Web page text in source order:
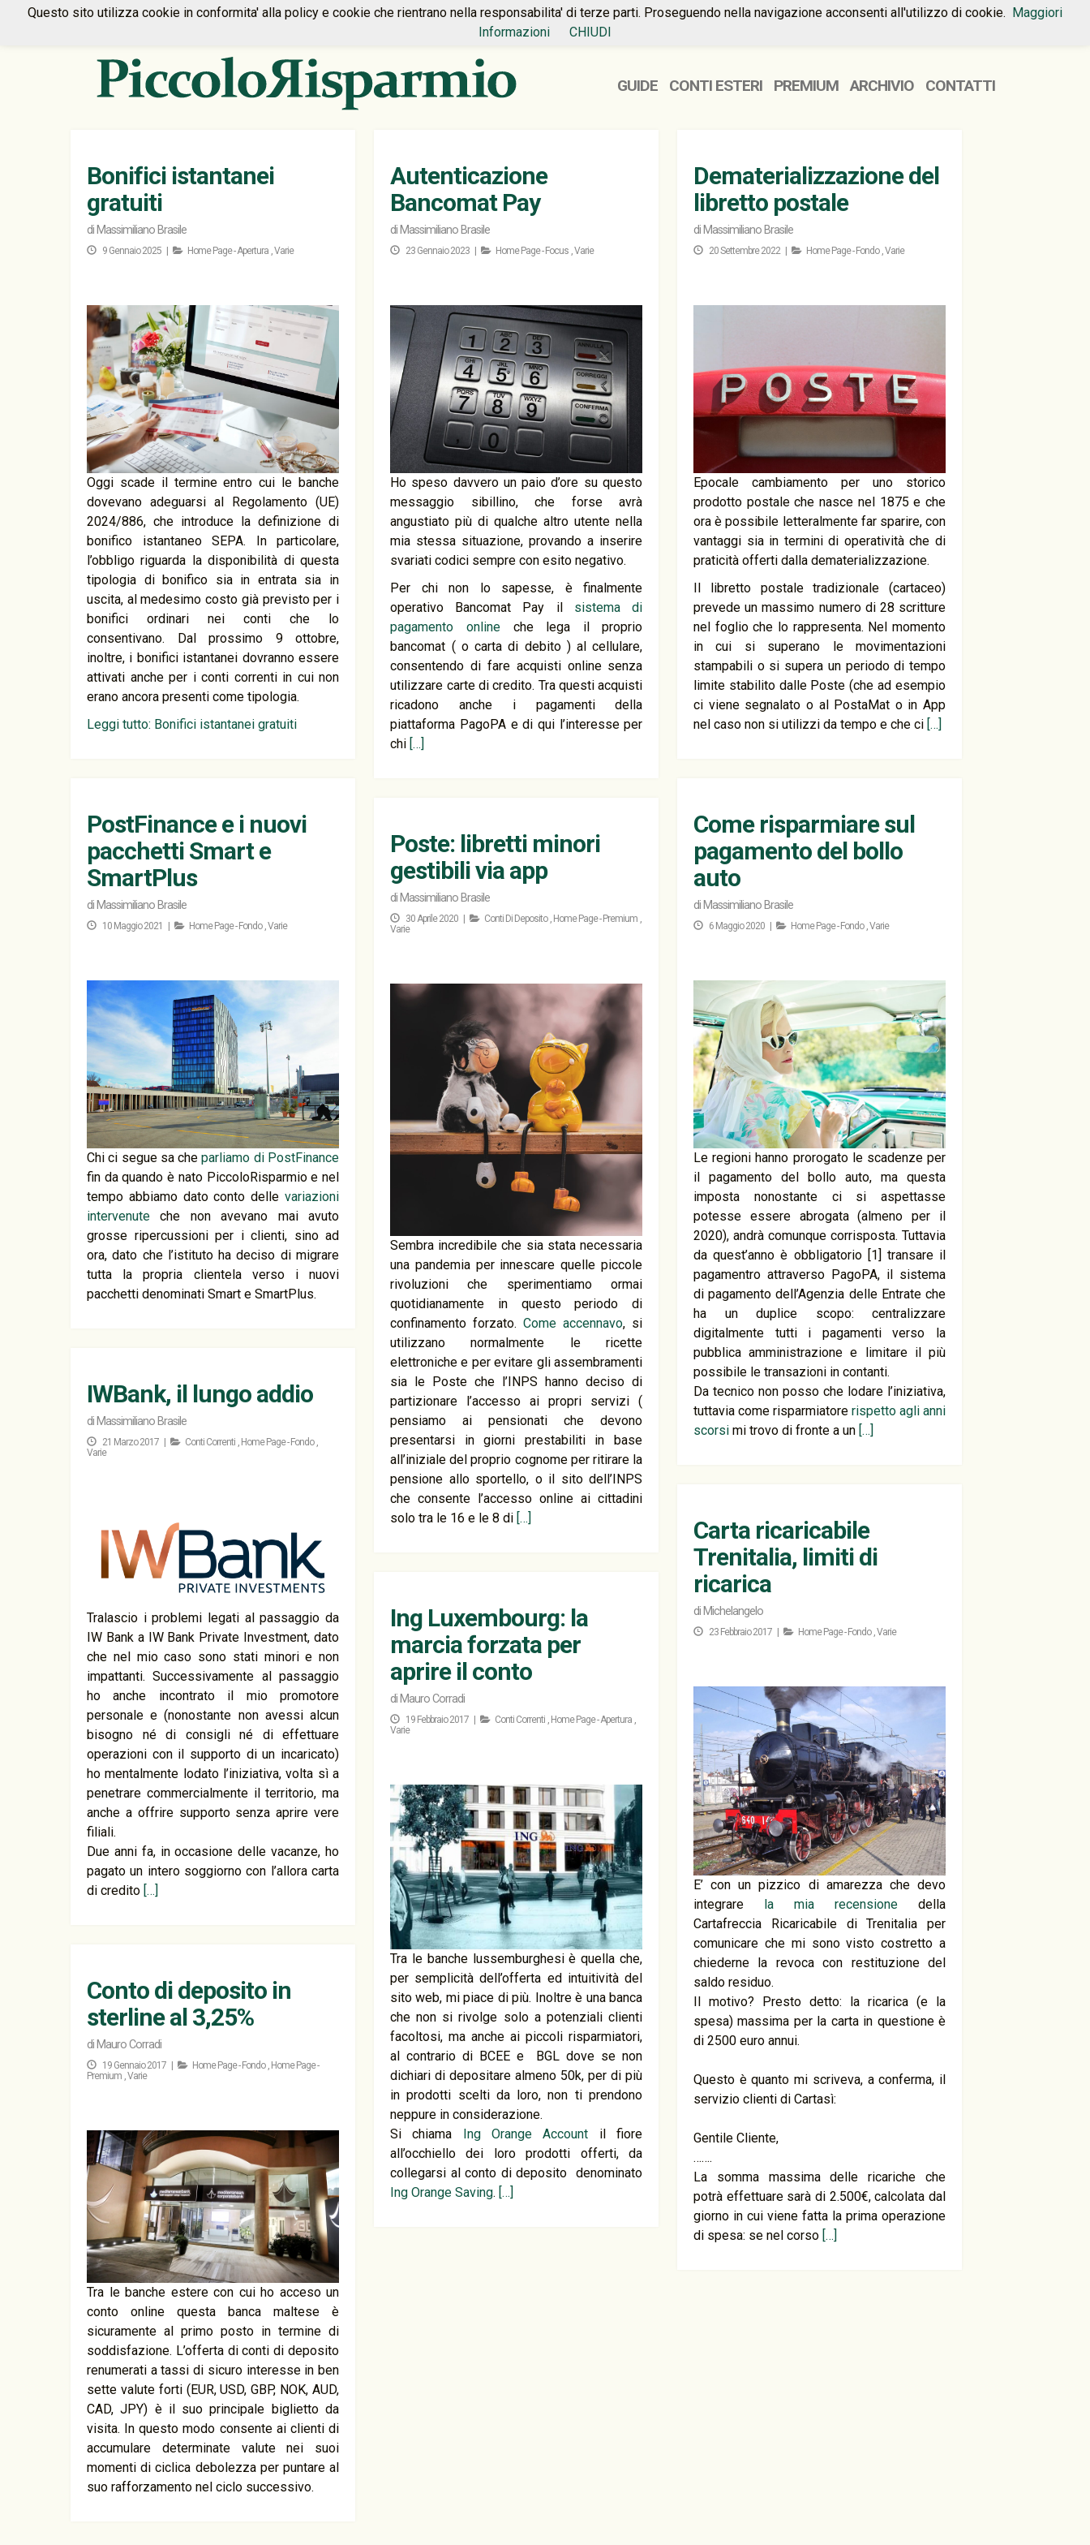
HOME PREMIUM CONTATTI
GUIDE CONTI ESTERI PREMIUM ARCHIVIO CONTATTI
Bonifici istantanei
gratuiti
di Massimiliano Brasile
9 Gennaio 2025 | Home Page - Apertura ,Varie
Oggi scade il termine entro cui le banche
dovevano adeguarsi al Regolamento (UE)
2024/886, che introduce la definizione di
bonifico istantaneo SEPA. In particolare,
l’obbligo riguarda la disponibilità di questa
tipologia di bonifico sia in entrata sia in
uscita, al medesimo costo già previsto per i
bonifici ordinari nei conti che lo
consentivano. Dal prossimo 9 ottobre,
inoltre, i bonifici istantanei dovranno essere
attivati anche per i conti correnti in cui non
erano ancora presenti come tipologia.
Leggi tutto: Bonifici istantanei gratuiti
Autenticazione
Bancomat Pay
di Massimiliano Brasile
23 Gennaio 2023 | Home Page - Focus ,Varie
Ho speso davvero un paio d’ore su questo
messaggio sibillino, che forse avrà
angustiato più di qualche altro utente nella
mia stessa situazione, provando a inserire
svariati codici sempre con esito negativo.
Per chi non lo sapesse, è finalmente
operativo Bancomat Pay il sistema di
pagamento onlineche lega il proprio
bancomat ( o carta di debito ) al cellulare,
consentendo di fare acquisti online senza
utilizzare carte di credito. Tra questi acquisti
ricadono anche i pagamenti della
piattaforma PagoPA e di qui l’interesse per
chi […]
Dematerializzazione del
libretto postale
di Massimiliano Brasile
20 Settembre 2022 | Home Page - Fondo ,Varie
Epocale cambiamento per uno storico
prodotto postale che nasce nel 1875 e che
ora è possibile letteralmente far sparire, con
vantaggi sia in termini di operatività che di
praticità offerti dalla dematerializzazione.
Il libretto postale tradizionale (cartaceo)
prevede un massimo numero di 28 scritture
nel foglio che lo rappresenta. Nel momento
in cui si superano le movimentazioni
stampabili o si supera un periodo di tempo
limite stabilito dalle Poste (che ad esempio
ci viene segnalato o al PostaMat o in App
nel caso non si utilizzi da tempo e che ci […]
PostFinance e i nuovi
pacchetti Smart e
SmartPlus
di Massimiliano Brasile
10 Maggio 2021 | Home Page - Fondo ,Varie
Chi ci segue sa cheparliamo di PostFinance
fin da quando è nato PiccoloRisparmio e nel
tempo abbiamo dato conto delle variazioni
intervenute che non avevano mai avuto
grosse ripercussioni per i clienti, sino ad
ora, dato che l’istituto ha deciso di migrare
tutta la propria clientela verso i nuovi
pacchetti denominati Smart e SmartPlus.
Come risparmiare sul
pagamento del bollo
auto
di Massimiliano Brasile
6 Maggio 2020 | Home Page - Fondo ,Varie
Le regioni hanno prorogato le scadenze per
il pagamento del bollo auto, ma questa
imposta nonostante ci si aspettasse
potesse essere abrogata (almeno per il
2020), andrà comunque corrisposta. Tuttavia
da quest’anno è obbligatorio [1] transare il
pagamentro attraverso PagoPA, il sistema
di pagamento dell’Agenzia delle Entrate che
ha un duplice scopo: centralizzare
digitalmente tutti i pagamenti verso la
pubblica amministrazione e limitare il più
possibile le transazioni in contanti.
Da tecnico non posso che lodare l’iniziativa,
tuttavia come risparmiatore rispetto agli anni
scorsi mi trovo di fronte a un […]
Poste: libretti minori
gestibili via app
di Massimiliano Brasile
30 Aprile 2020 | Conti Di Deposito , Home Page - Premium ,
Varie
Sembra incredibile che sia stata necessaria
una pandemia per innescare quelle piccole
rivoluzioni che sperimentiamo ormai
quotidianamente in questo periodo di
confinamento forzato. Come accennavo, si
utilizzano normalmente le ricette
elettroniche e per evitare gli assembramenti
sia le Poste che l’INPS hanno deciso di
partizionare l’accesso ai propri servizi (
pensiamo ai pensionati che devono
presentarsi in giorni prestabiliti in base
all’iniziale del proprio cognome per ritirare la
pensione allo sportello, o il sito dell’INPS
che consente l’accesso online ai cittadini
solo tra le 16 e le 8 di […]
IWBank, il lungo addio
di Massimiliano Brasile
21 Marzo 2017 | Conti Correnti , Home Page - Fondo ,
Varie
Tralascio i problemi legati al passaggio da
IW Bank a IW Bank Private Investment, dato
che nel mio caso sono stati minori e non
impattanti. Successivamente al passaggio
ho anche incontrato il mio promotore
personale e (nonostante non avessi alcun
bisogno né di consigli né di effettuare
operazioni con il supporto di un incaricato)
ho mentalmente lodato l’iniziativa, volta sì a
penetrare commercialmente il territorio, ma
anche a offrire supporto senza aprire vere
filiali.
Due anni fa, in occasione delle vacanze, ho
pagato un intero soggiorno con l’allora carta
di credito […]
Carta ricaricabile
Trenitalia, limiti di
ricarica
di Michelangelo
23 Febbraio 2017 | Home Page - Fondo ,Varie
E’ con un pizzico di amarezza che devo
integrare
la mia recensione della
Cartafreccia Ricaricabile di Trenitalia per
comunicare che mi sono visto costretto a
chiederne la revoca con restituzione del
saldo residuo.
Il motivo? Presto detto: la ricarica (e la
spesa) massima per la carta in questione è
di 2500 euro annui.
Questo è quanto mi scriveva, a conferma, il
servizio clienti di Cartasì:
Gentile Cliente,
…….
La somma massima delle ricariche che
potrà effettuare sarà di 2.500€, calcolata dal
giorno in cui viene fatta la prima operazione
di spesa: se nel corso […]
Ing Luxembourg: la
marcia forzata per
aprire il conto
di Mauro Corradi
19 Febbraio 2017 | Conti Correnti , Home Page - Apertura ,
Varie
Tra le banche lussemburghesi è quella che,
per semplicità dell’offerta ed intuitività del
sito web, mi piace di più. Inoltre è una banca
che non si rivolge solo a potenziali clienti
facoltosi, ma anche ai piccoli risparmiatori,
al contrario di BCEE e BGL dove se non
dichiari di depositare almeno 50k, per di più
in prodotti scelti da loro, non ti prendono
neppure in considerazione.
Si chiama
Ing Orange Account il fiore
all’occhiello dei loro prodotti offerti, da
collegarsi al conto di deposito denominato
Ing Orange Saving. […]
Conto di deposito in
sterline al 3,25%
di Mauro Corradi
19 Gennaio 2017 | Home Page - Fondo , Home Page -
Premium ,Varie
Tra le banche estere con cui ho acceso un
conto online questa banca maltese è
sicuramente al primo posto in termine di
soddisfazione. L’offerta di conti di deposito
renumerati a tassi di sicuro interesse in ben
sette valute forti (EUR, USD, GBP, NOK, AUD,
CAD, JPY) è il suo principale biglietto da
visita. In questo modo consente ai clienti di
accumulare determinate valute nei suoi
momenti di ciclica debolezza per puntare al
suo rafforzamento nel ciclo successivo.
Questo sito utilizza cookie in conformita' alla policy e cookie che rientrano nella responsabilita' di terze parti. Proseguendo nella navigazione acconsenti all'utilizzo di cookie. Maggiori
Informazioni
CHIUDI